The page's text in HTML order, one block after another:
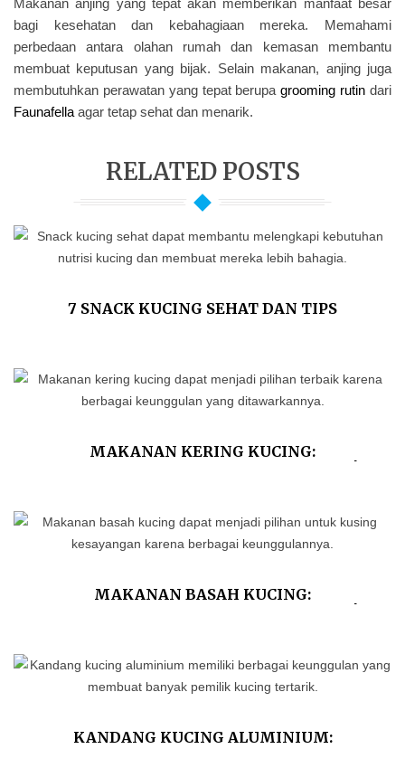
Makanan anjing yang tepat akan memberikan manfaat besar
bagi kesehatan dan kebahagiaan mereka. Memahami
perbedaan antara olahan rumah dan kemasan membantu
membuat keputusan yang bijak. Selain makanan, anjing juga
membutuhkan perawatan yang tepat berupagrooming rutin dari
Faunafella agar tetap sehat dan menarik.
RELATED POSTS
7 SNACK KUCING SEHAT DAN TIPS
MAKANAN KERING KUCING:
MAKANAN BASAH KUCING:
KANDANG KUCING ALUMINIUM: